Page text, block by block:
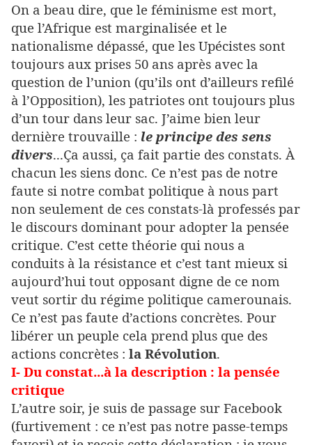
On a beau dire, que le féminisme est mort,
que l’Afrique est marginalisée et le
nationalisme dépassé, que les Upécistes sont
toujours aux prises 50 ans après avec la
question de l’union (qu’ils ont d’ailleurs refilé
à l’Opposition), les patriotes ont toujours plus
d’un tour dans leur sac. J’aime bien leur
dernière trouvaille : le principe des sens
divers...Ça aussi, ça fait partie des constats. À
chacun les siens donc. Ce n’est pas de notre
faute si notre combat politique à nous part
non seulement de ces constats-là professés par
le discours dominant pour adopter la pensée
critique. C’est cette théorie qui nous a
conduits à la résistance et c’est tant mieux si
aujourd’hui tout opposant digne de ce nom
veut sortir du régime politique camerounais.
Ce n’est pas faute d’actions concrètes. Pour
libérer un peuple cela prend plus que des
actions concrètes : la Révolution.
I- Du constat...à la description : la pensée
critique
L’autre soir, je suis de passage sur Facebook
(furtivement : ce n’est pas notre passe-temps